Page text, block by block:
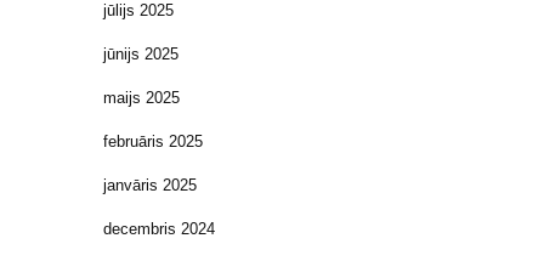
jūlijs 2025
jūnijs 2025
maijs 2025
februāris 2025
janvāris 2025
decembris 2024